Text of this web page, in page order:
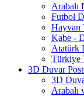
Arabalı
Futbol
Hayvan
Kabe -
Atatürk
Türkiye
3D Duvar
3D
Arabalı